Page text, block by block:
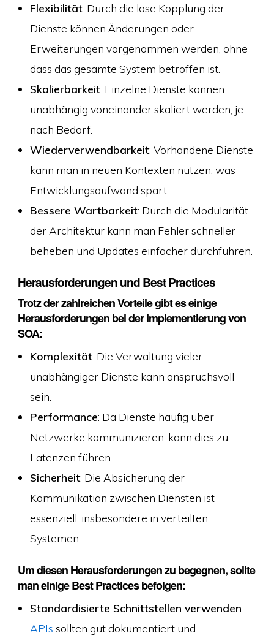
Flexibilität: Durch die lose Kopplung der
Dienste können Änderungen oder
Erweiterungen vorgenommen werden, ohne
dass das gesamte System betroffen ist.
Skalierbarkeit: Einzelne Dienste können
unabhängig voneinander skaliert werden, je
nach Bedarf.
Wiederverwendbarkeit: Vorhandene Dienste
kann man in neuen Kontexten nutzen, was
Entwicklungsaufwand spart.
Bessere Wartbarkeit: Durch die Modularität
der Architektur kann man Fehler schneller
beheben und Updates einfacher durchführen.
Herausforderungen und Best Practices
Trotz der zahlreichen Vorteile gibt es einige
Herausforderungen bei der Implementierung von
SOA:
Komplexität: Die Verwaltung vieler
unabhängiger Dienste kann anspruchsvoll
sein.
Performance: Da Dienste häufig über
Netzwerke kommunizieren, kann dies zu
Latenzen führen.
Sicherheit: Die Absicherung der
Kommunikation zwischen Diensten ist
essenziell, insbesondere in verteilten
Systemen.
Um diesen Herausforderungen zu begegnen, sollte
man einige Best Practices befolgen:
Standardisierte Schnittstellen verwenden:
APIs sollten gut dokumentiert und